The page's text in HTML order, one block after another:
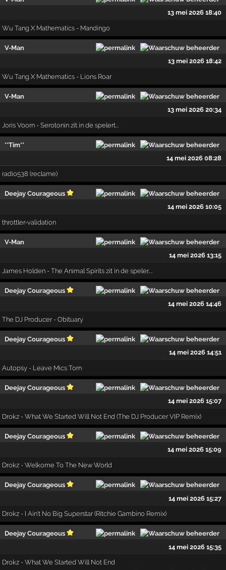
13 mei 2026 18:40
Wu Tang X Mathematics - Mandingo
V-Man
13 mei 2026 18:42
Wu Tang X Mathematics - Lions Roar
V-Man
13 mei 2026 20:34
Joris Voorn - Serotonin zit in de spelert...
**Tim**
14 mei 2026 08:28
radio538 (reclame)
Deejay Courageous
14 mei 2026 10:05
throttler-validation
V-Man
14 mei 2026 13:15
James Holden - The Animal Spirits zit in de speler....
Deejay Courageous
14 mei 2026 14:46
The DJ Producer - Obituary
Deejay Courageous
14 mei 2026 14:51
Autopsy - Leave Mics Torn
Deejay Courageous
14 mei 2026 15:07
Drokz - What We Started Will Not End (The DJ Producer VIP Remix)
Deejay Courageous
14 mei 2026 15:09
Drokz - Welkome To The New World
Deejay Courageous
14 mei 2026 15:27
Drokz - I Ain't No Big Superstar (Ritchie Gambino Remix)
Deejay Courageous
14 mei 2026 15:35
Drokz - What We Started Will Not End